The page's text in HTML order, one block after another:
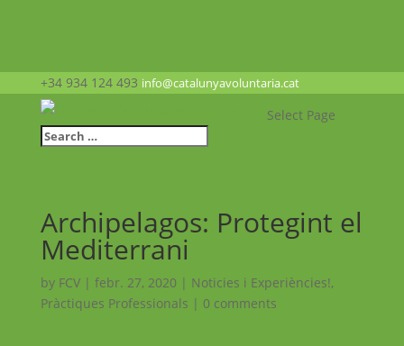
+34 934 124 493 info@catalunyavoluntaria.cat
Select Page
Archipelagos: Protegint el
Mediterrani
by FCV| febr. 27, 2020 | Noticies i Experiències!,
Pràctiques Professionals | 0 comments